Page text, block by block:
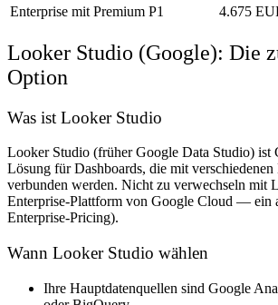
Enterprise mit Premium P1
4.675
Looker Studio (Google): Die
Option
Was ist Looker Studio
Looker Studio (früher Google Data Studio) ist
Lösung für Dashboards, die mit verschiedenen
verbunden werden. Nicht zu verwechseln mit
Enterprise-Plattform von Google Cloud — ein
Enterprise-Pricing).
Wann Looker Studio wählen
Ihre Hauptdatenquellen sind Google